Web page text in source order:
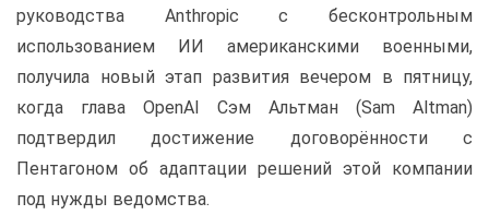
руководства Anthropic с бесконтрольным
использованием ИИ американскими военными,
получила новый этап развития вечером в пятницу,
когда глава OpenAI Сэм Альтман (Sam Altman)
подтвердил достижение договорённости с
Пентагоном об адаптации решений этой компании
под нужды ведомства.